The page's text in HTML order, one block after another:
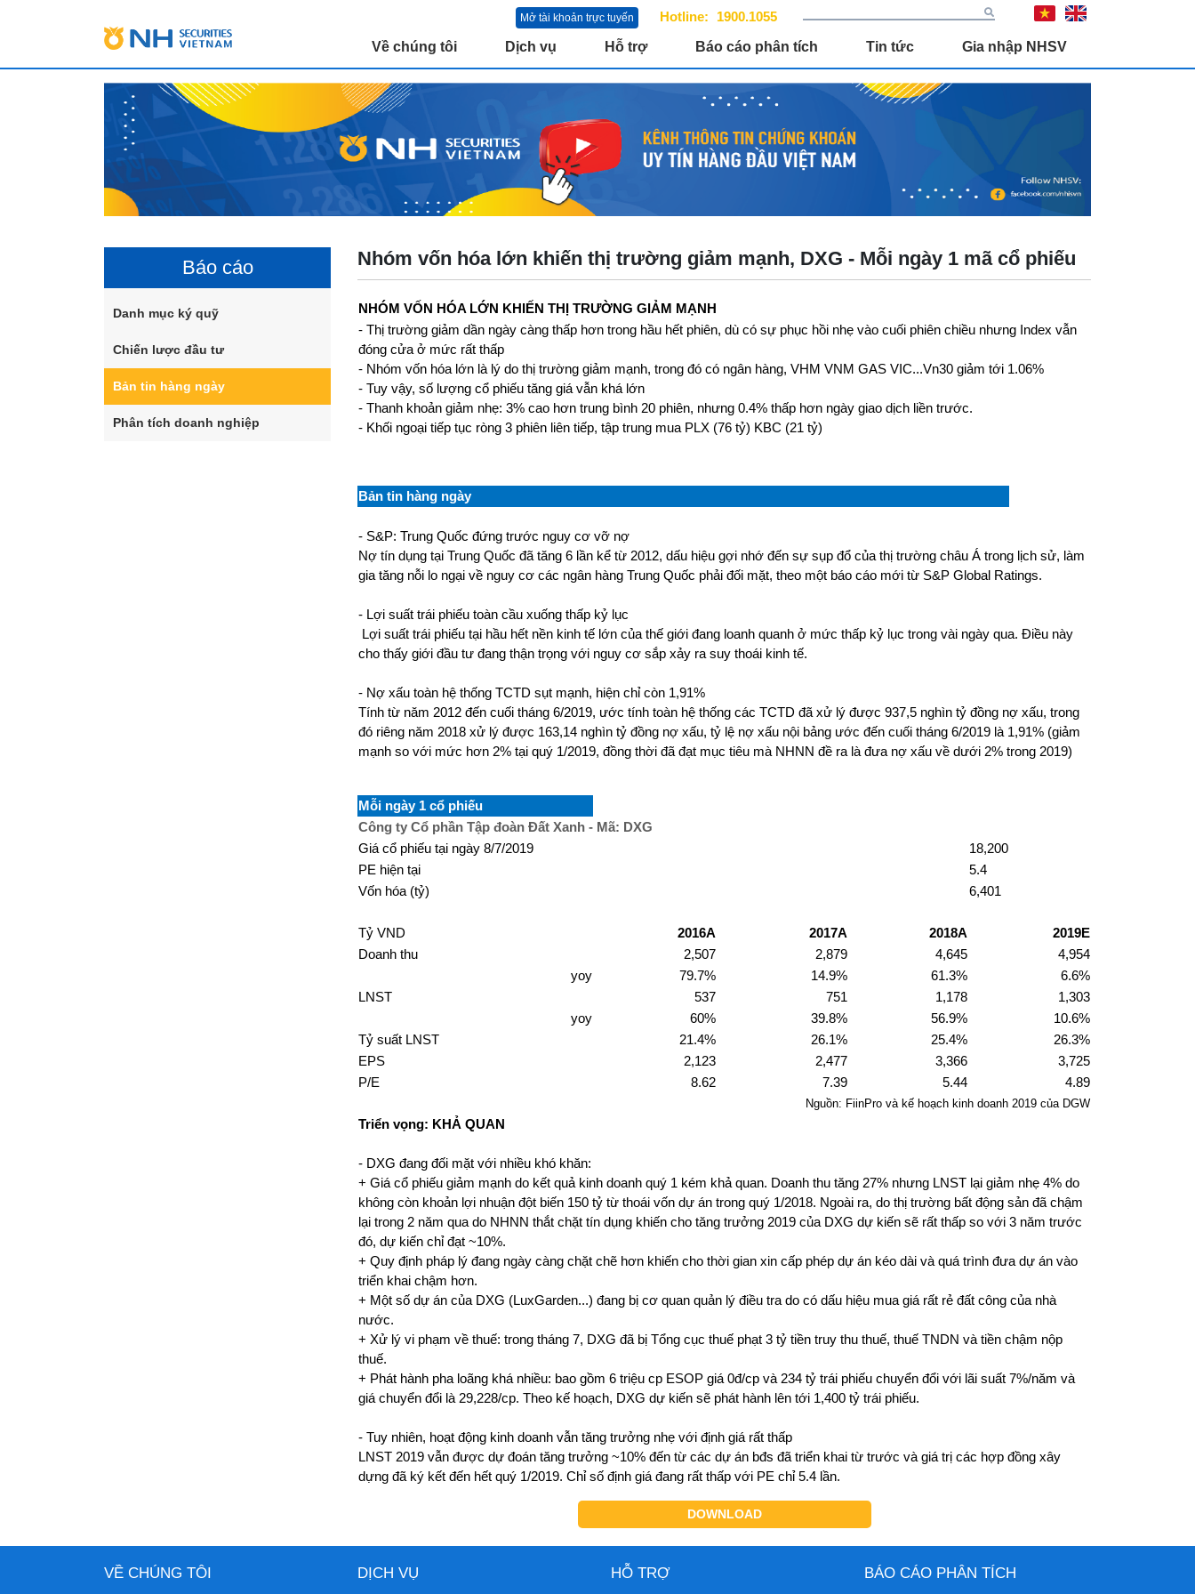
Mở tài khoản trực tuyến Hotline:
1900.1055
Về chúng tôi
Dịch vụ Hỗ trợ Báo cáo phân tích Tin tức Gia nhập NHSV
Báo cáo
Danh mục ký quỹ
Chiến lược đầu tư
Bản tin hàng ngày
Phân tích doanh nghiệp
Nhóm vốn hóa lớn khiến thị trường giảm mạnh, DXG - Mỗi ngày 1 mã cổ phiếu
NHÓM VỐN HÓA LỚN KHIẾN THỊ TRƯỜNG GIẢM MẠNH
- Thị trường giảm dần ngày càng thấp hơn trong hầu hết phiên, dù có sự phục hồi nhẹ vào cuối phiên chiều nhưng Index vẫn
đóng cửa ở mức rất thấp
- Nhóm vốn hóa lớn là lý do thị trường giảm mạnh, trong đó có ngân hàng, VHM VNM GAS VIC...Vn30 giảm tới 1.06%
- Tuy vậy, số lượng cổ phiếu tăng giá vẫn khá lớn
- Thanh khoản giảm nhẹ: 3% cao hơn trung bình 20 phiên, nhưng 0.4% thấp hơn ngày giao dịch liền trước.
- Khối ngoại tiếp tục ròng 3 phiên liên tiếp, tập trung mua PLX (76 tỷ) KBC (21 tỷ)
Bản tin hàng ngày
- S&P: Trung Quốc đứng trước nguy cơ vỡ nợ
Nợ tín dụng tại Trung Quốc đã tăng 6 lần kể từ 2012, dấu hiệu gợi nhớ đến sự sụp đổ của thị trường châu Á trong lịch sử, làm
gia tăng nỗi lo ngại về nguy cơ các ngân hàng Trung Quốc phải đối mặt, theo một báo cáo mới từ S&P Global Ratings.
- Lợi suất trái phiếu toàn cầu xuống thấp kỷ lục
Lợi suất trái phiếu tại hầu hết nền kinh tế lớn của thế giới đang loanh quanh ở mức thấp kỷ lục trong vài ngày qua. Điều này
cho thấy giới đầu tư đang thận trọng với nguy cơ sắp xảy ra suy thoái kinh tế.
- Nợ xấu toàn hệ thống TCTD sụt mạnh, hiện chỉ còn 1,91%
Tính từ năm 2012 đến cuối tháng 6/2019, ước tính toàn hệ thống các TCTD đã xử lý được 937,5 nghìn tỷ đồng nợ xấu, trong
đó riêng năm 2018 xử lý được 163,14 nghìn tỷ đồng nợ xấu, tỷ lệ nợ xấu nội bảng ước đến cuối tháng 6/2019 là 1,91% (giảm
mạnh so với mức hơn 2% tại quý 1/2019, đồng thời đã đạt mục tiêu mà NHNN đề ra là đưa nợ xấu về dưới 2% trong 2019)
Mỗi ngày 1 cổ phiếu
Công ty Cổ phần Tập đoàn Đất Xanh - Mã: DXG
Giá cổ phiếu tại ngày 8/7/2019
18,200
PE hiện tại
5.4
Vốn hóa (tỷ)
6,401
Tỷ VND 2016A 2017A 2018A
2019E
Doanh thu
2,507 2,879 4,645
4,954
yoy
79.7% 14.9% 61.3%
6.6%
LNST
537 751 1,178
1,303
yoy
60% 39.8% 56.9%
10.6%
Tỷ suất LNST
21.4% 26.1% 25.4%
26.3%
EPS
2,123 2,477 3,366
3,725
P/E
8.62 7.39 5.44 4.89
Nguồn: FiinPro và kế hoạch kinh doanh 2019 của DGW
Triển vọng: KHẢ QUAN
- DXG đang đối mặt với nhiều khó khăn:
+ Giá cổ phiếu giảm mạnh do kết quả kinh doanh quý 1 kém khả quan. Doanh thu tăng 27% nhưng LNST lại giảm nhẹ 4% do
không còn khoản lợi nhuận đột biến 150 tỷ từ thoái vốn dự án trong quý 1/2018. Ngoài ra, do thị trường bất động sản đã chậm
lại trong 2 năm qua do NHNN thắt chặt tín dụng khiến cho tăng trưởng 2019 của DXG dự kiến sẽ rất thấp so với 3 năm trước
đó, dự kiến chỉ đạt ~10%.
+ Quy định pháp lý đang ngày càng chặt chẽ hơn khiến cho thời gian xin cấp phép dự án kéo dài và quá trình đưa dự án vào
triển khai chậm hơn.
+ Một số dự án của DXG (LuxGarden...) đang bị cơ quan quản lý điều tra do có dấu hiệu mua giá rất rẻ đất công của nhà
nước.
+ Xử lý vi phạm về thuế: trong tháng 7, DXG đã bị Tổng cục thuế phạt 3 tỷ tiền truy thu thuế, thuế TNDN và tiền chậm nộp
thuế.
+ Phát hành pha loãng khá nhiều: bao gồm 6 triệu cp ESOP giá 0đ/cp và 234 tỷ trái phiếu chuyển đổi với lãi suất 7%/năm và
giá chuyển đổi là 29,228/cp. Theo kế hoạch, DXG dự kiến sẽ phát hành lên tới 1,400 tỷ trái phiếu.
- Tuy nhiên, hoạt động kinh doanh vẫn tăng trưởng nhẹ với định giá rất thấp
LNST 2019 vẫn được dự đoán tăng trưởng ~10% đến từ các dự án bđs đã triển khai từ trước và giá trị các hợp đồng xây
dựng đã ký kết đến hết quý 1/2019. Chỉ số định giá đang rất thấp với PE chỉ 5.4 lần.
DOWNLOAD
VỀ CHÚNG TÔI DỊCH VỤ HỖ TRỢ BÁO CÁO PHÂN TÍCH